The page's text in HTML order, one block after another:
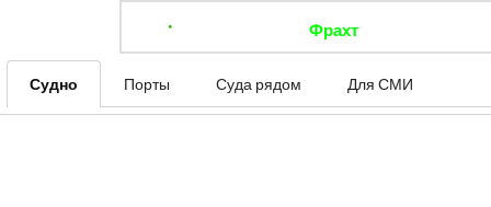
Фрахт
Судно Порты Суда рядом Для СМИ